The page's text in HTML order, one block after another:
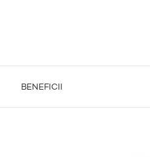
BENEFICII